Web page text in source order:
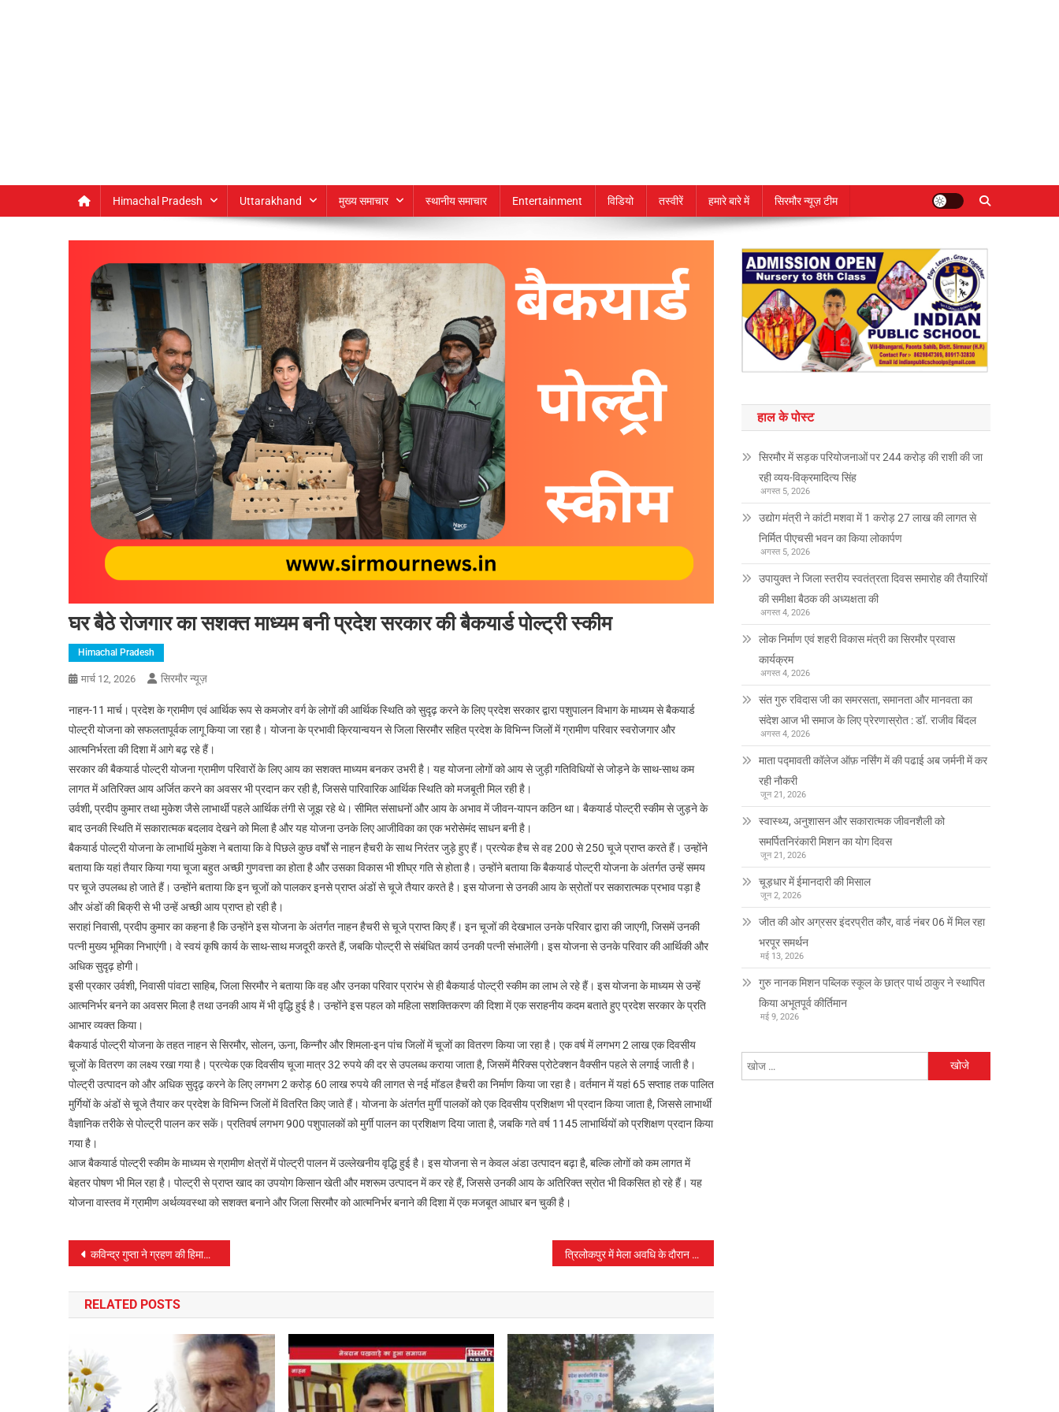
Himachal Pradesh Uttarakhand मुख्य समाचार स्थानीय समाचार Entertainment विडियो तस्वीरें हमारे बारे में सिरमौर न्यूज़ टीम
घर बैठे रोजगार का सशक्त माध्यम बनी प्रदेश सरकार की बैकयार्ड पोल्ट्री स्कीम
Himachal Pradesh
मार्च 12, 2026 सिरमौर न्यूज़
नाहन-11 मार्च। प्रदेश के ग्रामीण एवं आर्थिक रूप से कमजोर वर्ग के लोगों की आर्थिक स्थिति को सुदृढ़ करने के लिए प्रदेश सरकार द्वारा पशुपालन विभाग के माध्यम से बैकयार्ड
पोल्ट्री योजना को सफलतापूर्वक लागू किया जा रहा है। योजना के प्रभावी क्रियान्वयन से जिला सिरमौर सहित प्रदेश के विभिन्न जिलों में ग्रामीण परिवार स्वरोजगार और
आत्मनिर्भरता की दिशा में आगे बढ़ रहे हैं।
सरकार की बैकयार्ड पोल्ट्री योजना ग्रामीण परिवारों के लिए आय का सशक्त माध्यम बनकर उभरी है। यह योजना लोगों को आय से जुड़ी गतिविधियों से जोड़ने के साथ-साथ कम
लागत में अतिरिक्त आय अर्जित करने का अवसर भी प्रदान कर रही है, जिससे पारिवारिक आर्थिक स्थिति को मजबूती मिल रही है।
उर्वशी, प्रदीप कुमार तथा मुकेश जैसे लाभार्थी पहले आर्थिक तंगी से जूझ रहे थे। सीमित संसाधनों और आय के अभाव में जीवन-यापन कठिन था। बैकयार्ड पोल्ट्री स्कीम से जुड़ने के
बाद उनकी स्थिति में सकारात्मक बदलाव देखने को मिला है और यह योजना उनके लिए आजीविका का एक भरोसेमंद साधन बनी है।
बैकयार्ड पोल्ट्री योजना के लाभार्थि मुकेश ने बताया कि वे पिछले कुछ वर्षों से नाहन हैचरी के साथ निरंतर जुड़े हुए हैं। प्रत्येक हैच से वह 200 से 250 चूजे प्राप्त करते हैं। उन्होंने
बताया कि यहां तैयार किया गया चूजा बहुत अच्छी गुणवत्ता का होता है और उसका विकास भी शीघ्र गति से होता है। उन्होंने बताया कि बैकयार्ड पोल्ट्री योजना के अंतर्गत उन्हें समय
पर चूजे उपलब्ध हो जाते हैं। उन्होंने बताया कि इन चूजों को पालकर इनसे प्राप्त अंडों से चूजे तैयार करते है। इस योजना से उनकी आय के स्रोतों पर सकारात्मक प्रभाव पड़ा है
और अंडों की बिक्री से भी उन्हें अच्छी आय प्राप्त हो रही है।
सराहां निवासी, प्रदीप कुमार का कहना है कि उन्होंने इस योजना के अंतर्गत नाहन हैचरी से चूजे प्राप्त किए हैं। इन चूजों की देखभाल उनके परिवार द्वारा की जाएगी, जिसमें उनकी
पत्नी मुख्य भूमिका निभाएंगी। वे स्वयं कृषि कार्य के साथ-साथ मजदूरी करते हैं, जबकि पोल्ट्री से संबंधित कार्य उनकी पत्नी संभालेंगी। इस योजना से उनके परिवार की आर्थिकी और
अधिक सुदृढ़ होगी।
इसी प्रकार उर्वशी, निवासी पांवटा साहिब, जिला सिरमौर ने बताया कि वह और उनका परिवार प्रारंभ से ही बैकयार्ड पोल्ट्री स्कीम का लाभ ले रहे हैं। इस योजना के माध्यम से उन्हें
आत्मनिर्भर बनने का अवसर मिला है तथा उनकी आय में भी वृद्धि हुई है। उन्होंने इस पहल को महिला सशक्तिकरण की दिशा में एक सराहनीय कदम बताते हुए प्रदेश सरकार के प्रति
आभार व्यक्त किया।
बैकयार्ड पोल्ट्री योजना के तहत नाहन से सिरमौर, सोलन, ऊना, किन्नौर और शिमला-इन पांच जिलों में चूजों का वितरण किया जा रहा है। एक वर्ष में लगभग 2 लाख एक दिवसीय
चूजों के वितरण का लक्ष्य रखा गया है। प्रत्येक एक दिवसीय चूजा मात्र 32 रुपये की दर से उपलब्ध कराया जाता है, जिसमें मैरिक्स प्रोटेक्शन वैक्सीन पहले से लगाई जाती है।
पोल्ट्री उत्पादन को और अधिक सुदृढ़ करने के लिए लगभग 2 करोड़ 60 लाख रुपये की लागत से नई मॉडल हैचरी का निर्माण किया जा रहा है। वर्तमान में यहां 65 सप्ताह तक पालित
मुर्गियों के अंडों से चूजे तैयार कर प्रदेश के विभिन्न जिलों में वितरित किए जाते हैं। योजना के अंतर्गत मुर्गी पालकों को एक दिवसीय प्रशिक्षण भी प्रदान किया जाता है, जिससे लाभार्थी
वैज्ञानिक तरीके से पोल्ट्री पालन कर सकें। प्रतिवर्ष लगभग 900 पशुपालकों को मुर्गी पालन का प्रशिक्षण दिया जाता है, जबकि गते वर्ष 1145 लाभार्थियों को प्रशिक्षण प्रदान किया
गया है।
आज बैकयार्ड पोल्ट्री स्कीम के माध्यम से ग्रामीण क्षेत्रों में पोल्ट्री पालन में उल्लेखनीय वृद्धि हुई है। इस योजना से न केवल अंडा उत्पादन बढ़ा है, बल्कि लोगों को कम लागत में
बेहतर पोषण भी मिल रहा है। पोल्ट्री से प्राप्त खाद का उपयोग किसान खेती और मशरूम उत्पादन में कर रहे हैं, जिससे उनकी आय के अतिरिक्त स्रोत भी विकसित हो रहे हैं। यह
योजना वास्तव में ग्रामीण अर्थव्यवस्था को सशक्त बनाने और जिला सिरमौर को आत्मनिर्भर बनाने की दिशा में एक मजबूत आधार बन चुकी है।
पोस्ट
नेविगेशन
कविन्द्र गुप्ता ने ग्रहण की हिमाचल प्रदेश के राज्यपाल पद की शपथ त्रिलोकपुर में मेला अवधि के दौरान हथियार लेकर चलने पर प्रतिबंध-डीएम
RELATED POSTS
हाल के पोस्ट
सिरमौर में सड़क परियोजनाओं पर 244 करोड़ की राशी की जा
रही व्यय-विक्रमादित्य सिंह
अगस्त 5, 2026
उद्योग मंत्री ने कांटी मशवा में 1 करोड़ 27 लाख की लागत से
निर्मित पीएचसी भवन का किया लोकार्पण
अगस्त 5, 2026
उपायुक्त ने जिला स्तरीय स्वतंत्रता दिवस समारोह की तैयारियों
की समीक्षा बैठक की अध्यक्षता की
अगस्त 4, 2026
लोक निर्माण एवं शहरी विकास मंत्री का सिरमौर प्रवास
कार्यक्रम
अगस्त 4, 2026
संत गुरु रविदास जी का समरसता, समानता और मानवता का
संदेश आज भी समाज के लिए प्रेरणास्रोत : डॉ. राजीव बिंदल
अगस्त 4, 2026
माता पद्मावती कॉलेज ऑफ़ नर्सिंग में की पढाई अब जर्मनी में कर
रही नौकरी
जून 21, 2026
स्वास्थ्य, अनुशासन और सकारात्मक जीवनशैली को
समर्पितनिरंकारी मिशन का योग दिवस
जून 21, 2026
चूड़धार में ईमानदारी की मिसाल
जून 2, 2026
जीत की ओर अग्रसर इंदरप्रीत कौर, वार्ड नंबर 06 में मिल रहा
भरपूर समर्थन
मई 13, 2026
गुरु नानक मिशन पब्लिक स्कूल के छात्र पार्थ ठाकुर ने स्थापित
किया अभूतपूर्व कीर्तिमान
मई 9, 2026
को